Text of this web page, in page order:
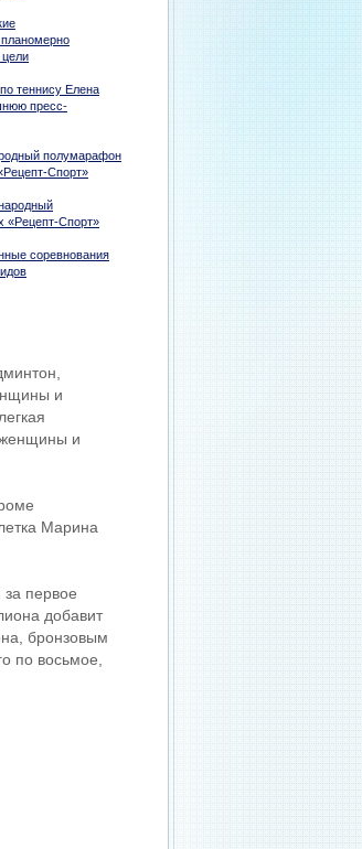
цели
теннису Елена
пресс-
полумарафон
Спорт»
«Рецепт-Спорт»
соревнования
и
и
Марина
первое
добавит
бронзовым
по восьмое,